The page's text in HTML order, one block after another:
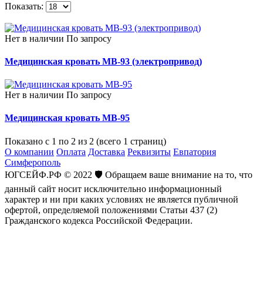
Показать:
Нет в наличии По запросу
Медицинская кровать MB-93 (электропривод)
Нет в наличии По запросу
Медицинская кровать MB-95
Показано с 1 по 2 из 2 (всего 1 страниц)
О компании Оплата Доставка Реквизиты Евпатория
Симферополь
ЮГСЕЙФ.РФ © 2022 🛡️ Обращаем ваше внимание на то, что
данный сайт носит исключительно информационный
характер и ни при каких условиях не является публичной
офертой, определяемой положениями Статьи 437 (2)
Гражданского кодекса Российской Федерации.